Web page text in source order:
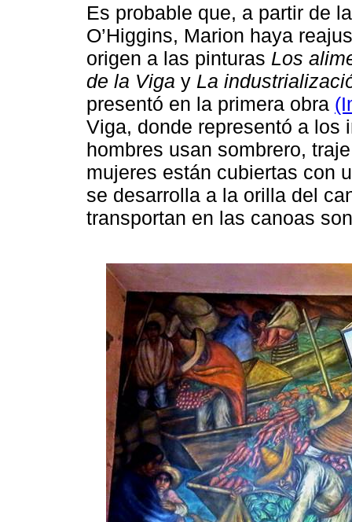
Es probable que, a partir de
O’Higgins, Marion haya
origen a las pinturas Los
de la Viga y La
presentó en la primera obra
Viga, donde representó a los
hombres usan sombrero,
mujeres están cubiertas con
se desarrolla a la orilla del
transportan en las canoas